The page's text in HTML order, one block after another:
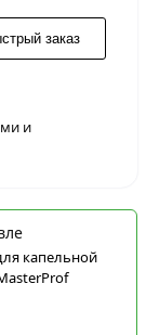
заказ
и
капельной